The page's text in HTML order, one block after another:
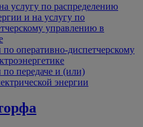
услугу по распределению
и на услугу по
управлению в
оперативно-диспетчерскому
передаче и (или)
энергии